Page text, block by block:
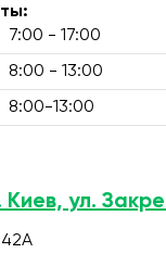
7:00 - 17:00
8:00 - 13:00
8:00-13:00
Киев, ул.
42А